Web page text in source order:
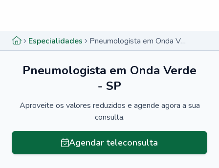
Especialidades Pneumologista em Onda Verde - SP
Pneumologista em Onda Verde
- SP
Aproveite os valores reduzidos e agende agora a sua
consulta.
Agendar teleconsulta